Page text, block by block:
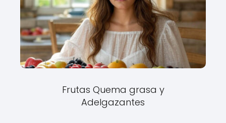
Frutas Quema grasa y
Adelgazantes